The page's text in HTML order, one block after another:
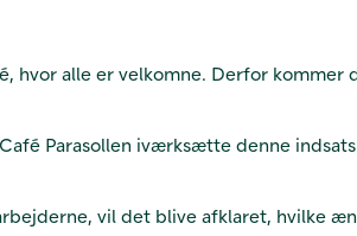
alle er velkomne. Derfor kommer
Parasollen iværksætte denne
vil det blive afklaret, hvilke